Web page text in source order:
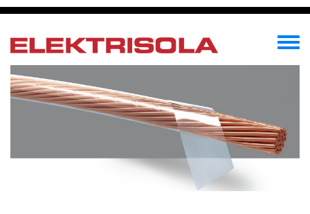
Salta
contenuto
Toggle
menu